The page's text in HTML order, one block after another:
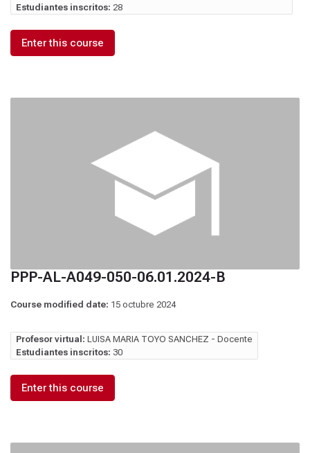
Estudiantes inscritos: 28
Enter this course
PPP-AL-A049-050-06.01.2024-B
Course modified date: 15 octubre 2024
Profesor virtual: LUISA MARIA TOYO SANCHEZ - Docente
Estudiantes inscritos: 30
Enter this course